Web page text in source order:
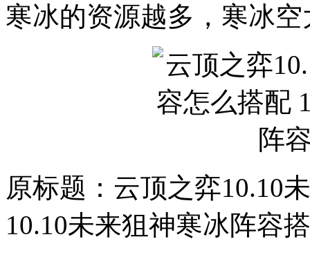
寒冰的资源越多，寒冰
原标题：云顶之弈10.10
10.10未来狙神寒冰阵容